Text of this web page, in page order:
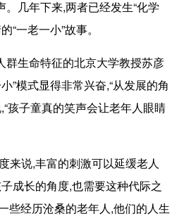
几年下来,两者已经发生“化学
“一老一小”故事。
生命特征的北京大学教授苏彦
”模式显得非常兴奋,“从发展的角
孩子童真的笑声会让老年人眼睛
说,丰富的刺激可以延缓老人
成长的角度,也需要这种代际之
些经历沧桑的老年人,他们的人生